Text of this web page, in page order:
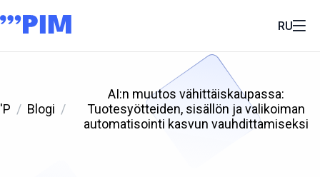
RU
'P Blogi
AI:n muutos vähittäiskaupassa:
Tuotesyötteiden, sisällön ja valikoiman
automatisointi kasvun vauhdittamiseksi